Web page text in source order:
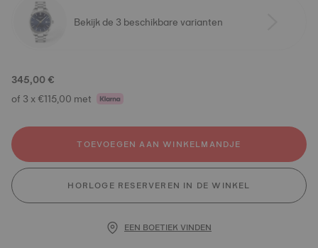
Bekijk de 3 beschikbare varianten
345,00 €
of 3 x €115,00 met
TOEVOEGEN AAN WINKELMANDJE
HORLOGE RESERVEREN IN DE WINKEL
EEN BOETIEK VINDEN